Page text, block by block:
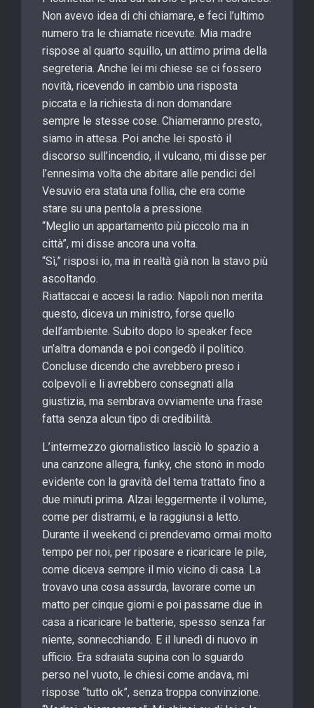
Non avevo idea di chi chiamare, e feci l’ultimo
numero tra le chiamate ricevute. Mia madre
rispose al quarto squillo, un attimo prima della
segreteria. Anche lei mi chiese se ci fossero
novità, ricevendo in cambio una risposta
piccata e la richiesta di non domandare
sempre le stesse cose. Chiameranno presto,
siamo in attesa. Poi anche lei spostò il
discorso sull’incendio, il vulcano, mi disse per
l’ennesima volta che abitare alle pendici del
Vesuvio era stata una follia, che era come
stare su una pentola a pressione.
“Meglio un appartamento più piccolo ma in
città”, mi disse ancora una volta.
“Sì,” risposi io, ma in realtà già non la stavo più
ascoltando.
Riattaccai e accesi la radio: Napoli non merita
questo, diceva un ministro, forse quello
dell’ambiente. Subito dopo lo speaker fece
un’altra domanda e poi congedò il politico.
Concluse dicendo che avrebbero preso i
colpevoli e li avrebbero consegnati alla
giustizia, ma sembrava ovviamente una frase
fatta senza alcun tipo di credibilità.
L’intermezzo giornalistico lasciò lo spazio a
una canzone allegra, funky, che stonò in modo
evidente con la gravità del tema trattato fino a
due minuti prima. Alzai leggermente il volume,
come per distrarmi, e la raggiunsi a letto.
Durante il weekend ci prendevamo ormai molto
tempo per noi, per riposare e ricaricare le pile,
come diceva sempre il mio vicino di casa. La
trovavo una cosa assurda, lavorare come un
matto per cinque giorni e poi passarne due in
casa a ricaricare le batterie, spesso senza far
niente, sonnecchiando. E il lunedì di nuovo in
ufficio. Era sdraiata supina con lo sguardo
perso nel vuoto, le chiesi come andava, mi
rispose “tutto ok”, senza troppa convinzione.